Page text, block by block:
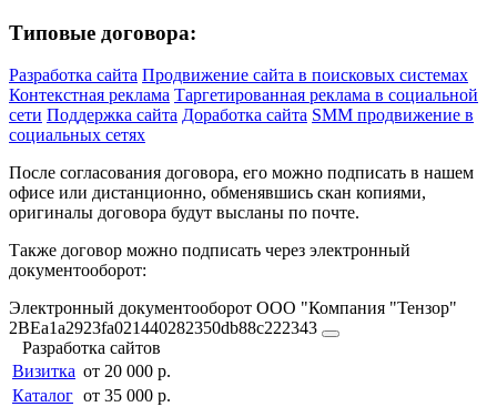
Типовые договора:
Разработка сайта Продвижение сайта в поисковых системах
Контекстная реклама Таргетированная реклама в социальной
сети Поддержка сайта Доработка сайта SMM продвижение в
социальных сетях
После согласования договора, его можно подписать в нашем
офисе или дистанционно, обменявшись скан копиями,
оригиналы договора будут высланы по почте.
Также договор можно подписать через электронный
документооборот:
Электронный документооборот ООО "Компания "Тензор"
2BEa1a2923fa021440282350db88c222343
Разработка сайтов
Визитка от 20 000 р.
Каталог от 35 000 р.